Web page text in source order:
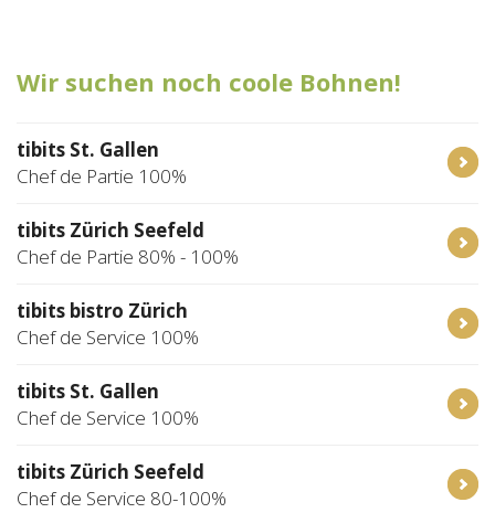
Login
Wir suchen noch coole Bohnen!
tibits St. Gallen
Chef de Partie 100%
tibits Zürich Seefeld
Chef de Partie 80% - 100%
tibits bistro Zürich
Chef de Service 100%
tibits St. Gallen
Chef de Service 100%
tibits Zürich Seefeld
Chef de Service 80-100%